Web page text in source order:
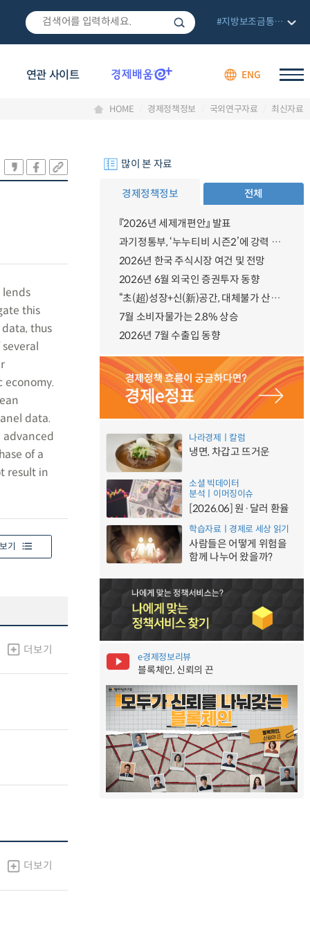
연관 사이트 ENG
#지방보조금통합관리망
HOME 경제정책정보 국외연구자료 최신자료
this
thus
data.
of a
result in
기
더보기
더보기
많이 본 자료
경제정책정보 전체
『2026년 세제개편안』 발표
과기정통부, ‘누누티비 시즌2’에 강력 대응 의지 밝혀
2026년 한국 주식시장 여건 및 전망
2026년 6월 외국인 증권투자 동향
“초(超)성장+신(新)공간, 대체불가 산업강국”
7월 소비자물가는 2.8% 상승
2026년 7월 수출입 동향
나라경제ㅣ칼럼
냉면, 차갑고 뜨거운
소셜 빅데이터
분석ㅣ이머징이슈
[2026.06] 원·달러 환율
학습자료ㅣ경제로 세상 읽기
사람들은 어떻게 위험을
함께 나누어 왔을까?
e경제정보리뷰
블록체인, 신뢰의 끈